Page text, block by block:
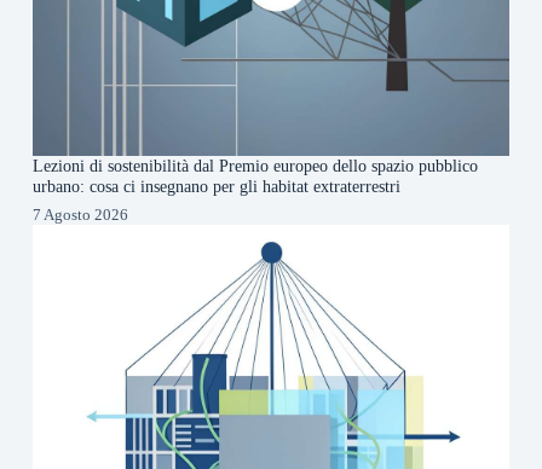
Lezioni di sostenibilità dal Premio europeo dello spazio pubblico
urbano: cosa ci insegnano per gli habitat extraterrestri
7 Agosto 2026